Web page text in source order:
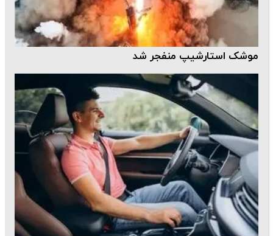
موشک استارشیپ منفجر شد